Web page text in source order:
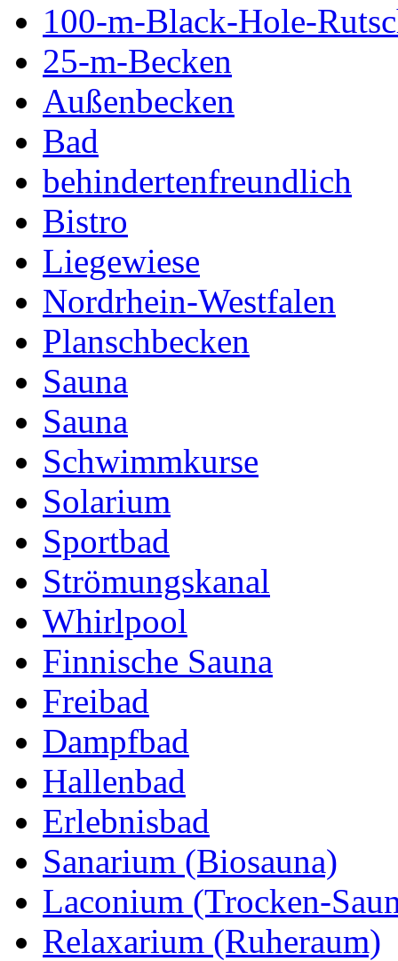
100-m-Black-Hole-
25-m-Becken
Außenbecken
Bad
behindertenfreundlich
Bistro
Liegewiese
Nordrhein-Westfalen
Planschbecken
Sauna
Sauna
Schwimmkurse
Solarium
Sportbad
Strömungskanal
Whirlpool
Finnische Sauna
Freibad
Dampfbad
Hallenbad
Erlebnisbad
Sanarium (Biosauna)
Laconium (Trocken-
Relaxarium (Ruheraum)